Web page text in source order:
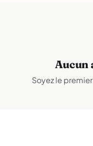
Aucun
Soyez le